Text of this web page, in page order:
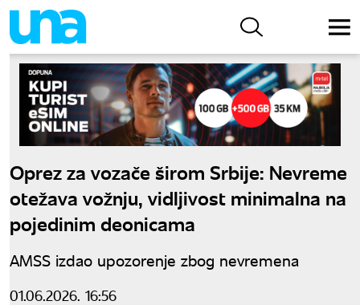
Oprez za vozače širom Srbije: Nevreme
otežava vožnju, vidljivost minimalna na
pojedinim deonicama
AMSS izdao upozorenje zbog nevremena
01.06.2026. 16:56